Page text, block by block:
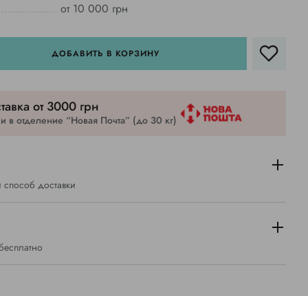
от 10 000 грн
ДОБАВИТЬ В КОРЗИНУ
от 3000 грн
в отделение “Новая Почта” (до 30 кг)
доставки